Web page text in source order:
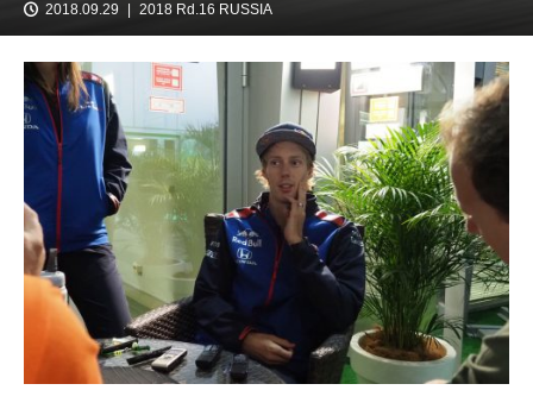
2018.09.29 2018 Rd.16 RUSSIA